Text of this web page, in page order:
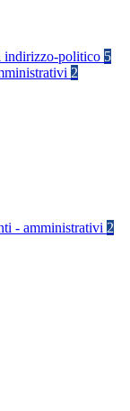
indirizzo-politico 5
2
- amministrativi 2